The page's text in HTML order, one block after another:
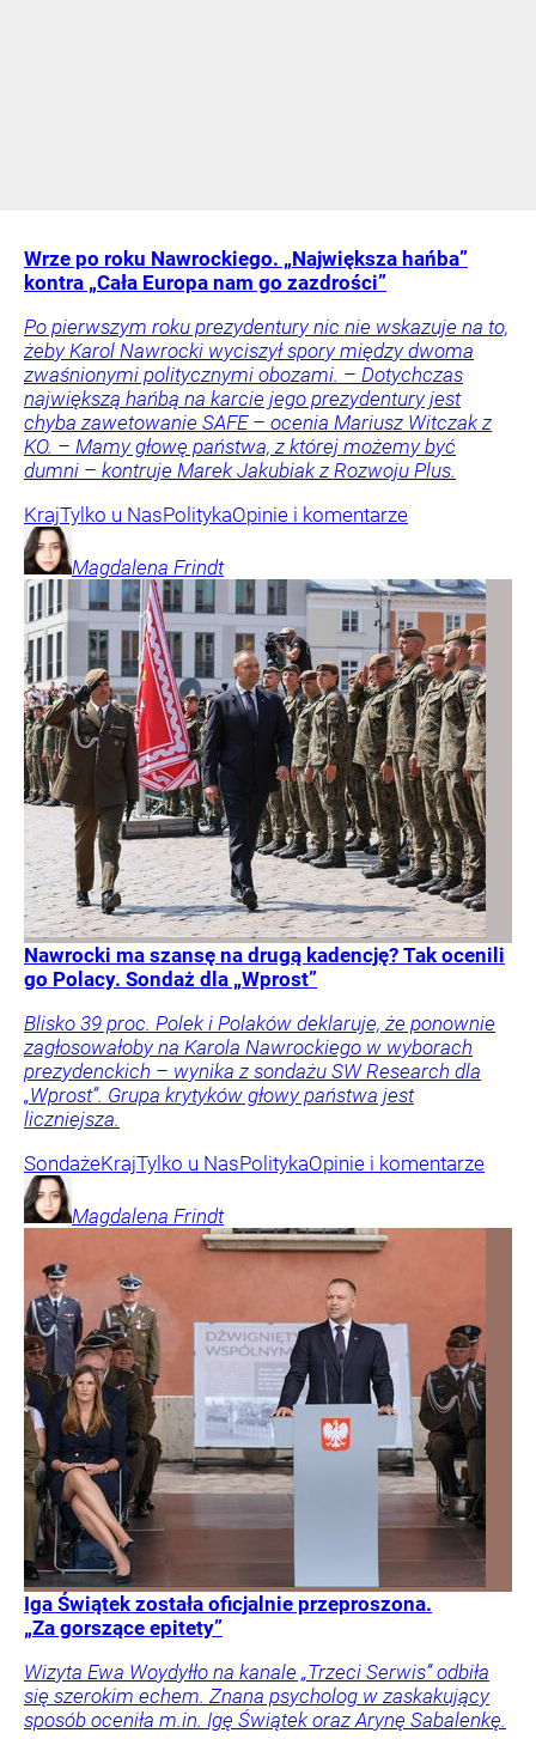
Wrze po roku Nawrockiego. „Największa hańba”
kontra „Cała Europa nam go zazdrości”
Po pierwszym roku prezydentury nic nie wskazuje na to,
żeby Karol Nawrocki wyciszył spory między dwoma
zwaśnionymi politycznymi obozami. – Dotychczas
największą hańbą na karcie jego prezydentury jest
chyba zawetowanie SAFE – ocenia Mariusz Witczak z
KO. – Mamy głowę państwa, z której możemy być
dumni – kontruje Marek Jakubiak z Rozwoju Plus.
KrajTylko u NasPolitykaOpinie i komentarze
Magdalena Frindt
Nawrocki ma szansę na drugą kadencję? Tak ocenili
go Polacy. Sondaż dla „Wprost”
Blisko 39 proc. Polek i Polaków deklaruje, że ponownie
zagłosowałoby na Karola Nawrockiego w wyborach
prezydenckich – wynika z sondażu SW Research dla
„Wprost”. Grupa krytyków głowy państwa jest
liczniejsza.
SondażeKrajTylko u NasPolitykaOpinie i komentarze
Magdalena Frindt
Iga Świątek została oficjalnie przeproszona.
„Za gorszące epitety”
Wizyta Ewa Woydyłło na kanale „Trzeci Serwis” odbiła
się szerokim echem. Znana psycholog w zaskakujący
sposób oceniła m.in. Igę Świątek oraz Arynę Sabalenkę.